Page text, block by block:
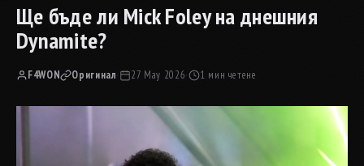
Ще бъде ли Mick Foley на днешния
Dynamite?
F4WON Оригинал· 27 May 2026· 1 мин четене